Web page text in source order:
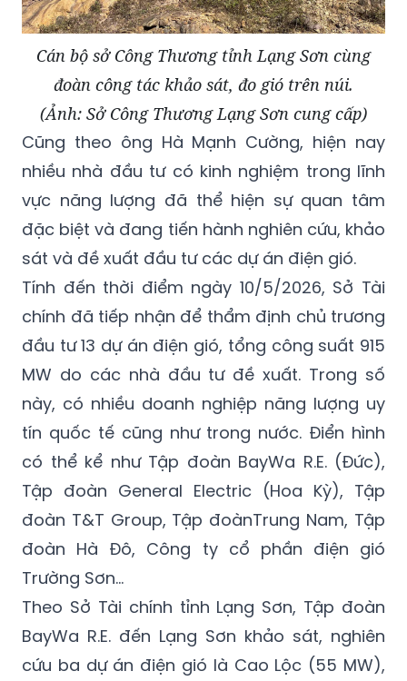
Cán bộ sở Công Thương tỉnh Lạng Sơn cùng
đoàn công tác khảo sát, đo gió trên núi.
(Ảnh: Sở Công Thương Lạng Sơn cung cấp)
Cũng theo ông Hà Mạnh Cường, hiện nay
nhiều nhà đầu tư có kinh nghiệm trong lĩnh
vực năng lượng đã thể hiện sự quan tâm
đặc biệt và đang tiến hành nghiên cứu, khảo
sát và đề xuất đầu tư các dự án điện gió.
Tính đến thời điểm ngày 10/5/2026, Sở Tài
chính đã tiếp nhận để thẩm định chủ trương
đầu tư 13 dự án điện gió, tổng công suất 915
MW do các nhà đầu tư đề xuất. Trong số
này, có nhiều doanh nghiệp năng lượng uy
tín quốc tế cũng như trong nước. Điển hình
có thể kể như Tập đoàn BayWa R.E. (Đức),
Tập đoàn General Electric (Hoa Kỳ), Tập
đoàn T&T Group, Tập đoànTrung Nam, Tập
đoàn Hà Đô, Công ty cổ phần điện gió
Trường Sơn...
Theo Sở Tài chính tỉnh Lạng Sơn, Tập đoàn
BayWa R.E. đến Lạng Sơn khảo sát, nghiên
cứu ba dự án điện gió là Cao Lộc (55 MW),